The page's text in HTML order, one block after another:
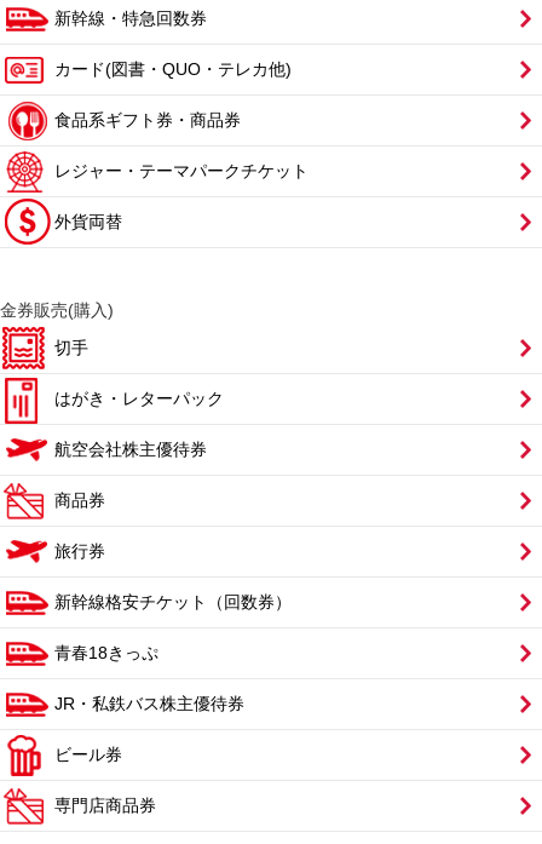
新幹線・特急回数券
カード(図書・QUO・テレカ他)
食品系ギフト券・商品券
レジャー・テーマパークチケット
外貨両替
金券販売(購入)
切手
はがき・レターパック
航空会社株主優待券
商品券
旅行券
新幹線格安チケット（回数券）
青春18きっぷ
JR・私鉄バス株主優待券
ビール券
専門店商品券